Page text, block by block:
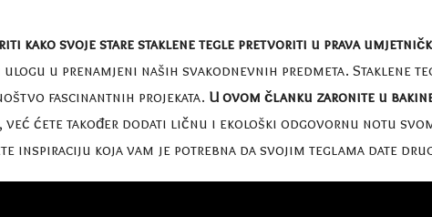
kako svoje stare staklene tegle pretvoriti u prava
u prenamjeni naših svakodnevnih predmeta. Staklene
fascinantnih projekata. U ovom članku zaronite u
već ćete također dodati ličnu i ekološki odgovornu notu
inspiraciju koja vam je potrebna da svojim teglama date